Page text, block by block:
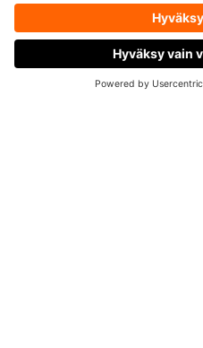
ASIAKASPALVELU
Asiakaspalvelu ja